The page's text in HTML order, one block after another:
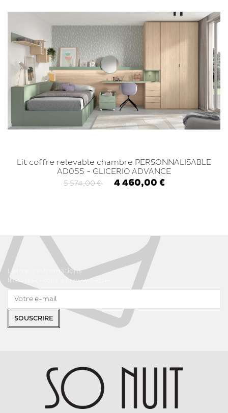
Lit coffre relevable chambre PERSONNALISABLE
AD055 - GLICERIO ADVANCE
5 574,00 € 4 460,00 €
Lettre d'informations
Inscrivez-vous à la newsletter
SOUSCRIRE